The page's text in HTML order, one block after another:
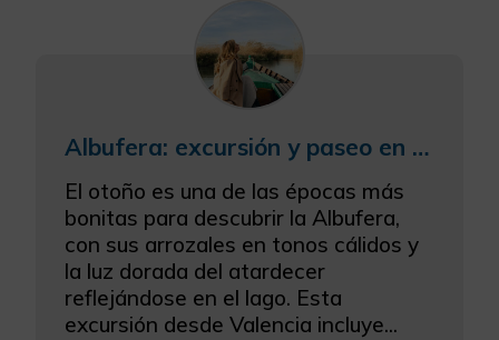
Albufera: excursión y paseo en barco en temporada otoñal
El otoño es una de las épocas más
bonitas para descubrir la Albufera,
con sus arrozales en tonos cálidos y
la luz dorada del atardecer
reflejándose en el lago. Esta
excursión desde Valencia incluye...